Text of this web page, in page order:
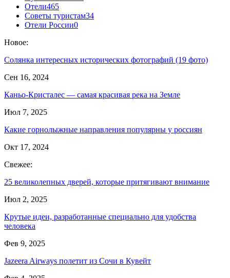
Отели465
Советы туристам34
Отели России0
Новое:
Солянка интересных исторических фотографий (19 фото)
Сен 16, 2024
Каньо-Кристалес — самая красивая река на Земле
Июл 7, 2025
Какие горнолыжные направления популярны у россиян
Окт 17, 2024
Свежее:
25 великолепных дверей, которые притягивают внимание
Июл 2, 2025
Крутые идеи, разработанные специально для удобства
человека
Фев 9, 2025
Jazeera Airways полетит из Сочи в Кувейт